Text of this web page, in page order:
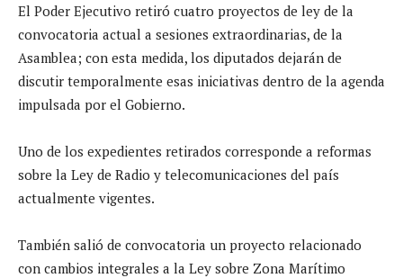
El Poder Ejecutivo retiró cuatro proyectos de ley de la
convocatoria actual a sesiones extraordinarias, de la
Asamblea; con esta medida, los diputados dejarán de
discutir temporalmente esas iniciativas dentro de la agenda
impulsada por el Gobierno.
Uno de los expedientes retirados corresponde a reformas
sobre la Ley de Radio y telecomunicaciones del país
actualmente vigentes.
También salió de convocatoria un proyecto relacionado
con cambios integrales a la Ley sobre Zona Marítimo